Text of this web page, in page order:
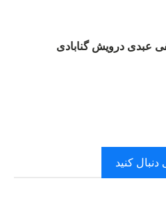
عبدی درویش گنابادی
کنید